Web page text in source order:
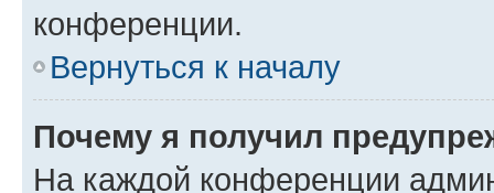
конференции.
Вернуться к началу
Почему я получил
На каждой конференции